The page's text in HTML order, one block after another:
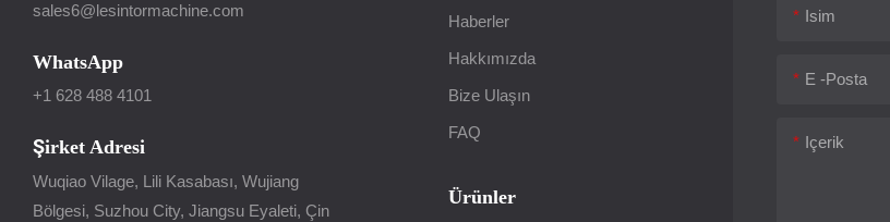
sales6@lesintormachine.com
WhatsApp
+1 628 488 4101
Şirket Adresi
Wuqiao Vilage, Lili Kasabası, Wujiang
Bölgesi, Suzhou City, Jiangsu Eyaleti, Çin
Haberler
Hakkımızda
Bize Ulaşın
FAQ
Ürünler
Isim
E -posta
Içerik